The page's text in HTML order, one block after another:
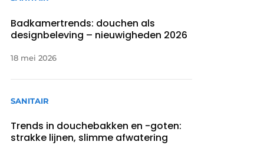
Badkamertrends: douchen als
designbeleving – nieuwigheden 2026
18 mei 2026
SANITAIR
Trends in douchebakken en -goten:
strakke lijnen, slimme afwatering